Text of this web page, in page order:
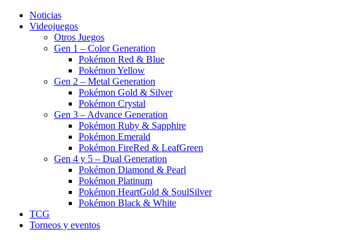
Noticias
Videojuegos
Otros Juegos
Gen 1 – Color Generation
Pokémon Red & Blue
Pokémon Yellow
Gen 2 – Metal Generation
Pokémon Gold & Silver
Pokémon Crystal
Gen 3 – Advance Generation
Pokémon Ruby & Sapphire
Pokémon Emerald
Pokémon FireRed & LeafGreen
Gen 4 y 5 – Dual Generation
Pokémon Diamond & Pearl
Pokémon Platinum
Pokémon HeartGold & SoulSilver
Pokémon Black & White
TCG
Torneos y eventos